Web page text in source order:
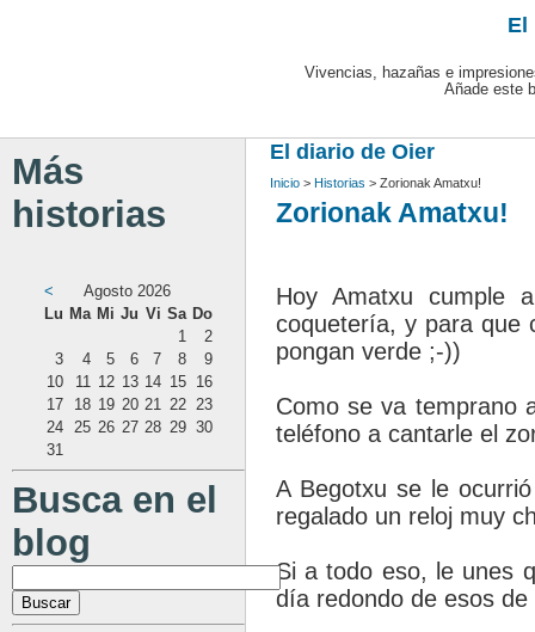
El
Vivencias, hazañas e
Añade este
El diario de Oier
Inicio> Historias > Zorionak Amatxu!
Zorionak Amatxu!
Hoy Amatxu cumple
coquetería, y para que
pongan verde ;-))
Como se va temprano
teléfono a cantarle el
A Begotxu se le
regalado un reloj muy
Si a todo eso, le unes
día redondo de esos de
Más
historias
<
Agosto 2026
Lu Ma Mi Ju Vi Sa Do
1
2
3
4 5 6 7 8
9
10
11 12 13 14 15
16
17
18 19 20 21 22
23
24
25 26 27 28 29 30
31
Busca en el
blog